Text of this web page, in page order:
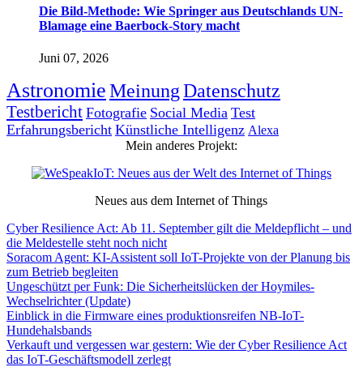
Die Bild-Methode: Wie Springer aus Deutschlands UN-
Blamage eine Baerbock-Story macht
Juni 07, 2026
AstronomieMeinungDatenschutz
Testbericht Fotografie Social Media Test
Erfahrungsbericht Künstliche Intelligenz Alexa
Mein anderes Projekt:
Neues aus dem Internet of Things
Cyber Resilience Act: Ab 11. September gilt die Meldepflicht – und
die Meldestelle steht noch nicht
Soracom Agent: KI-Assistent soll IoT-Projekte von der Planung bis
zum Betrieb begleiten
Ungeschützt per Funk: Die Sicherheitslücken der Hoymiles-
Wechselrichter (Update)
Einblick in die Firmware eines produktionsreifen NB-IoT-
Hundehalsbands
Verkauft und vergessen war gestern: Wie der Cyber Resilience Act
das IoT-Geschäftsmodell zerlegt